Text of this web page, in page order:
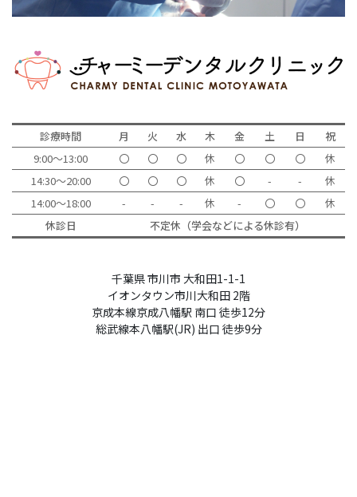
診療時間 月 火 水 木 金 土 日
祝
9:00～13:00
〇 〇 〇 休 〇 〇 〇
休
14:30～20:00
〇 〇 〇 休 〇 - -
休
14:00～18:00
- - - 休 - 〇 〇
休
休診日
不定休（学会などによる休診有）
千葉県 市川市 大和田1-1-1
イオンタウン市川大和田 2階
京成本線京成八幡駅 南口 徒歩12分
総武線本八幡駅(JR) 出口 徒歩9分